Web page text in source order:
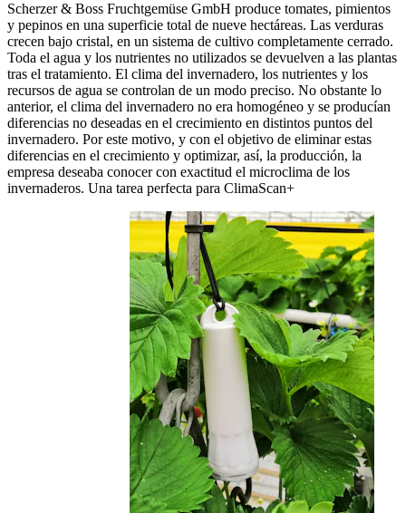
Scherzer & Boss Fruchtgemüse GmbH produce tomates, pimientos
y pepinos en una superficie total de nueve hectáreas. Las verduras
crecen bajo cristal, en un sistema de cultivo completamente cerrado.
Toda el agua y los nutrientes no utilizados se devuelven a las plantas
tras el tratamiento. El clima del invernadero, los nutrientes y los
recursos de agua se controlan de un modo preciso. No obstante lo
anterior, el clima del invernadero no era homogéneo y se producían
diferencias no deseadas en el crecimiento en distintos puntos del
invernadero. Por este motivo, y con el objetivo de eliminar estas
diferencias en el crecimiento y optimizar, así, la producción, la
empresa deseaba conocer con exactitud el microclima de los
invernaderos. Una tarea perfecta para ClimaScan+